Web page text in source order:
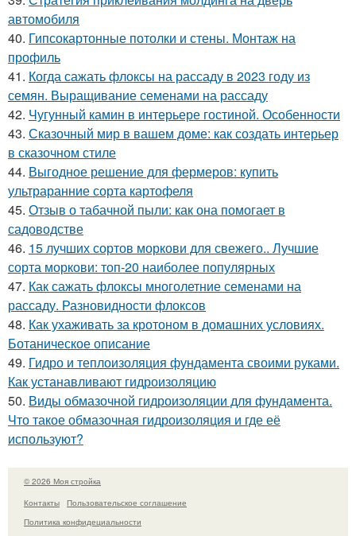
автомобиля
40. Гипсокартонные потолки и стены. Монтаж на
профиль
41. Когда сажать флоксы на рассаду в 2023 году из
семян. Выращивание семенами на рассаду
42. Чугунный камин в интерьере гостиной. Особенности
43. Сказочный мир в вашем доме: как создать интерьер
в сказочном стиле
44. Выгодное решение для фермеров: купить
ультраранние сорта картофеля
45. Отзыв о табачной пыли: как она помогает в
садоводстве
46. 15 лучших сортов моркови для свежего.. Лучшие
сорта моркови: топ-20 наиболее популярных
47. Как сажать флоксы многолетние семенами на
рассаду. Разновидности флоксов
48. Как ухаживать за кротоном в домашних условиях.
Ботаническое описание
49. Гидро и теплоизоляция фундамента своими руками.
Как устанавливают гидроизоляцию
50. Виды обмазочной гидроизоляции для фундамента.
Что такое обмазочная гидроизоляция и где её
используют?
© 2026 Моя стройка
Контакты
Пользовательское соглашение
Политика конфидециальности